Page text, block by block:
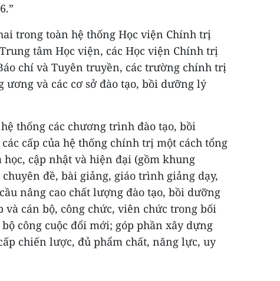
trong toàn hệ thống Học viện Chính trị
tâm Học viện, các Học viện Chính trị
chí và Tuyên truyền, các trường chính trị
và các cơ sở đào tạo, bồi dưỡng lý
thống các chương trình đào tạo, bồi
cấp của hệ thống chính trị một cách tổng
cập nhật và hiện đại (gồm khung
đề, bài giảng, giáo trình giảng dạy,
nâng cao chất lượng đào tạo, bồi dưỡng
và cán bộ, công chức, viên chức trong bối
công cuộc đổi mới; góp phần xây dựng
chiến lược, đủ phẩm chất, năng lực, uy